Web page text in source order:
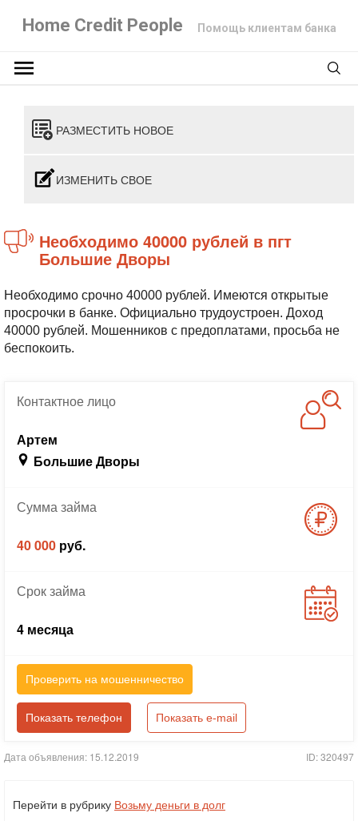
Home Credit People Помощь клиентам банка
РАЗМЕСТИТЬ НОВОЕ
ИЗМЕНИТЬ СВОЕ
Необходимо 40000 рублей в пгт
Большие Дворы
Необходимо срочно 40000 рублей. Имеются открытые
просрочки в банке. Официально трудоустроен. Доход
40000 рублей. Мошенников с предоплатами, просьба не
беспокоить.
Контактноелицо
Артем
Большие Дворы
Суммазайма
40 000 руб.
Срокзайма
4 месяца
Проверить на мошенничество
Показать телефон Показать e-mail
Дата объявления: 15.12.2019 ID: 320497
Перейти в рубрику Возьму деньги в долг